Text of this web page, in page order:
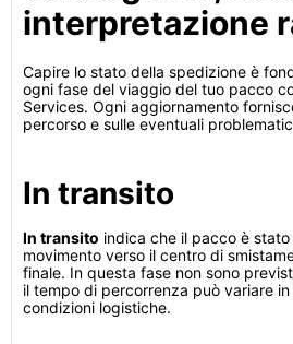
interpretazione
Capire lo stato della spedizione è
ogni fase del viaggio del tuo pacco
Services. Ogni aggiornamento
percorso e sulle eventuali
In transito
In transito indica che il pacco è
movimento verso il centro di
finale. In questa fase non sono
il tempo di percorrenza può variare
condizioni logistiche.